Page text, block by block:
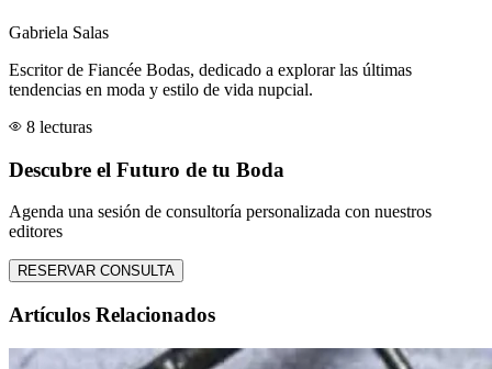
Gabriela Salas
Escritor de Fiancée Bodas, dedicado a explorar las últimas
tendencias en moda y estilo de vida nupcial.
8 lecturas
Descubre el Futuro de tu Boda
Agenda una sesión de consultoría personalizada con nuestros
editores
RESERVAR CONSULTA
Artículos Relacionados